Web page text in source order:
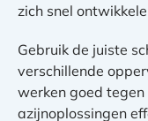
zich snel
Gebruik de juiste
verschillende
werken goed
azijnoplossingen